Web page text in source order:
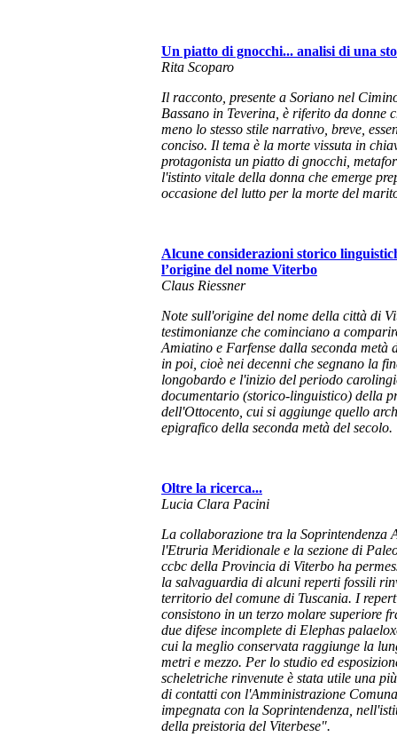
Un piatto di gnocchi... analisi di una
Rita Scoparo
Il racconto, presente a Soriano nel
Bassano in Teverina, è riferito da donne
meno lo stesso stile narrativo, breve,
conciso. Il tema è la morte vissuta in
protagonista un piatto di gnocchi,
l'istinto vitale della donna che emerge
occasione del lutto per la morte del
Alcune considerazioni storico
l’origine del nome Viterbo
Claus Riessner
Note sull'origine del nome della città di
testimonianze che cominciano a
Amiatino e Farfense dalla seconda metà
in poi, cioè nei decenni che segnano la
longobardo e l'inizio del periodo
documentario (storico-linguistico) della
dell'Ottocento, cui si aggiunge quello
epigrafico della seconda metà del secolo.
Oltre la ricerca...
Lucia Clara Pacini
La collaborazione tra la Soprintendenza
l'Etruria Meridionale e la sezione di
ccbc della Provincia di Viterbo ha
la salvaguardia di alcuni reperti fossili
territorio del comune di Tuscania. I
consistono in un terzo molare superiore
due difese incomplete di Elephas
cui la meglio conservata raggiunge la
metri e mezzo. Per lo studio ed
scheletriche rinvenute è stata utile una
di contatti con l'Amministrazione
impegnata con la Soprintendenza,
della preistoria del Viterbese".